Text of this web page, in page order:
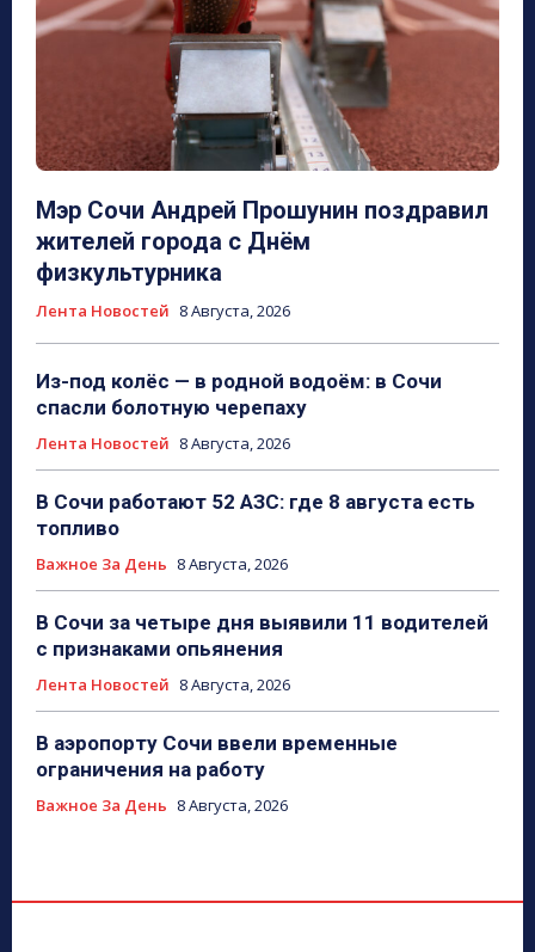
Мэр Сочи Андрей Прошунин поздравил
жителей города с Днём
физкультурника
Лента Новостей 8 Августа, 2026
Из-под колёс — в родной водоём: в Сочи
спасли болотную черепаху
Лента Новостей 8 Августа, 2026
В Сочи работают 52 АЗС: где 8 августа есть
топливо
Важное За День 8 Августа, 2026
В Сочи за четыре дня выявили 11 водителей
с признаками опьянения
Лента Новостей 8 Августа, 2026
В аэропорту Сочи ввели временные
ограничения на работу
Важное За День 8 Августа, 2026